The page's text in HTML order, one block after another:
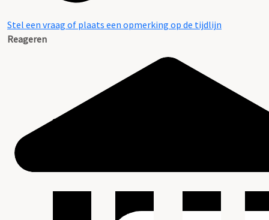
Stel een vraag of plaats een opmerking op de tijdlijn
Reageren